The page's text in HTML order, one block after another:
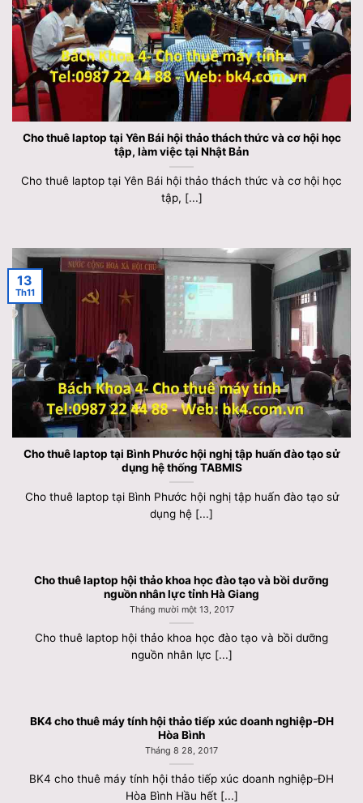
Cho thuê laptop tại Yên Bái hội thảo thách thức và cơ hội học
tập, làm việc tại Nhật Bản
Cho thuê laptop tại Yên Bái hội thảo thách thức và cơ hội học
tập, [...]
Cho thuê laptop tại Bình Phước hội nghị tập huấn đào tạo sử
dụng hệ thống TABMIS
Cho thuê laptop tại Bình Phước hội nghị tập huấn đào tạo sử
dụng hệ [...]
13
Th11
Cho thuê laptop hội thảo khoa học đào tạo và bồi dưỡng
nguồn nhân lực tỉnh Hà Giang
Tháng mười một 13, 2017
Cho thuê laptop hội thảo khoa học đào tạo và bồi dưỡng
nguồn nhân lực [...]
BK4 cho thuê máy tính hội thảo tiếp xúc doanh nghiệp-ĐH
Hòa Bình
Tháng 8 28, 2017
BK4 cho thuê máy tính hội thảo tiếp xúc doanh nghiệp-ĐH
Hòa Bình Hầu hết [...]